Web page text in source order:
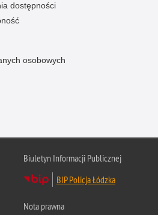
dostępności
osobowych
Biuletyn Informacji Publicznej
BIP Policja Łódzka
Nota prawna